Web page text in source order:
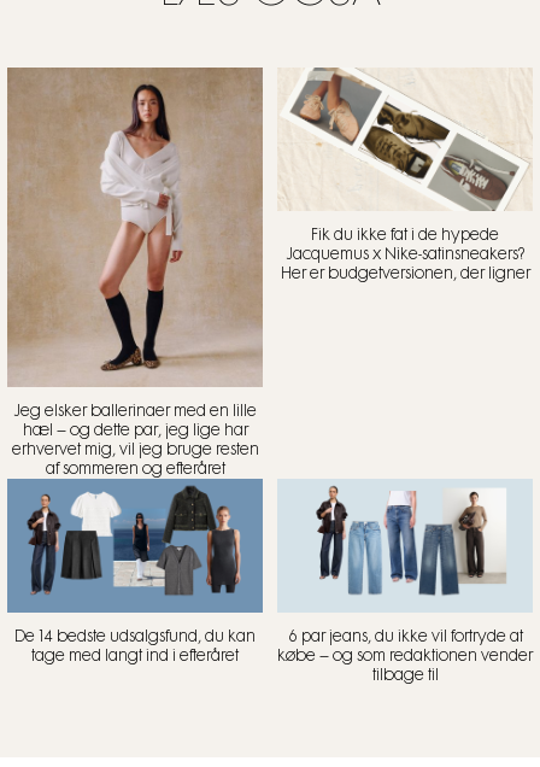
Jeg elsker ballerinaer med en lille
hæl – og dette par, jeg lige har
erhvervet mig, vil jeg bruge resten
af sommeren og efteråret
Fik du ikke fat i de hypede
Jacquemus x Nike-satinsneakers?
Her er budgetversionen, der ligner
De 14 bedste udsalgsfund, du kan
tage med langt ind i efteråret
6 par jeans, du ikke vil fortryde at
købe – og som redaktionen vender
tilbage til